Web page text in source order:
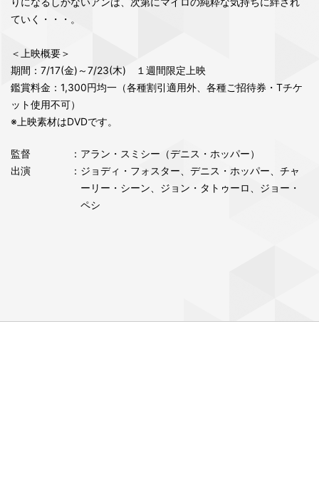
ていく・・・。
＜上映概要＞
期間：7/17(金)～7/23(木) １週間限定上映
鑑賞料金：1,300円均一（各種割引適用外、各種ご招待券・Tチケ
ット使用不可）
※上映素材はDVDです。
監督
：アラン・スミシー（デニス・ホッパー）
出演
：ジョディ・フォスター、デニス・ホッパー、チャ
ーリー・シーン、ジョン・タトゥーロ、ジョー・
ペシ